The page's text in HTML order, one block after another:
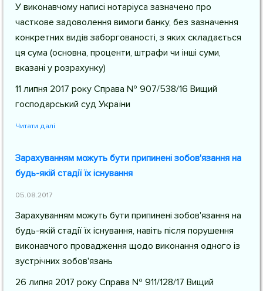
У виконавчому написі нотаріуса зазначено про
часткове задоволення вимоги банку, без зазначення
конкретних видів заборгованості, з яких складається
ця сума (основна, проценти, штрафи чи інші суми,
вказані у розрахунку)
11 липня 2017 року Справа № 907/538/16 Вищий
господарський суд України
Читати далі
Зарахуванням можуть бути припинені зобов'язання на
будь-якій стадії їх існування
05.08.2017
Зарахуванням можуть бути припинені зобов'язання на
будь-якій стадії їх існування, навіть після порушення
виконавчого провадження щодо виконання одного із
зустрічних зобов'язань
26 липня 2017 року Справа № 911/128/17 Вищий